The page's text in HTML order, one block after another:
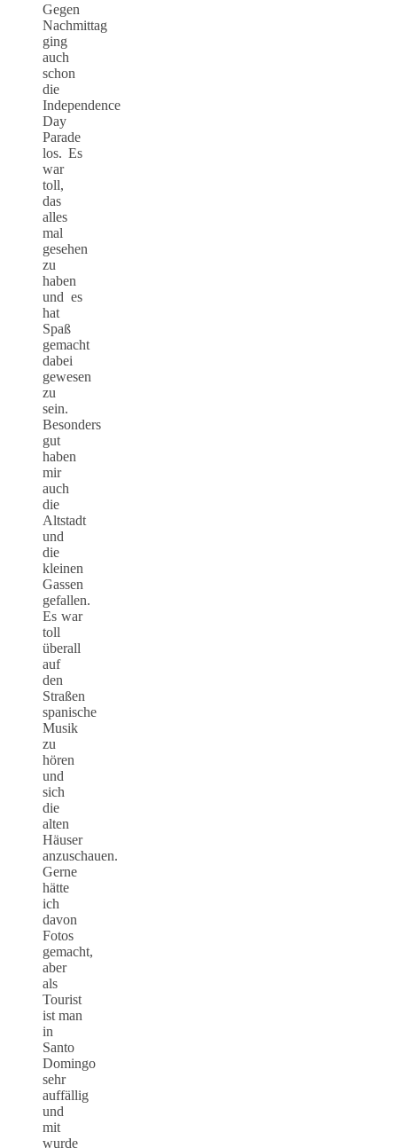
Gegen
Nachmittag
ging
auch
schon
die
Independence
Day
Parade
los. Es
war
toll,
das
alles
mal
gesehen
zu
haben
und es
hat
Spaß
gemacht
dabei
gewesen
zu
sein.
Besonders
gut
haben
mir
auch
die
Altstadt
und
die
kleinen
Gassen
gefallen.
Es war
toll
überall
auf
den
Straßen
spanische
Musik
zu
hören
und
sich
die
alten
Häuser
anzuschauen.
Gerne
hätte
ich
davon
Fotos
gemacht,
aber
als
Tourist
ist man
in
Santo
Domingo
sehr
auffällig
und
mit
wurde